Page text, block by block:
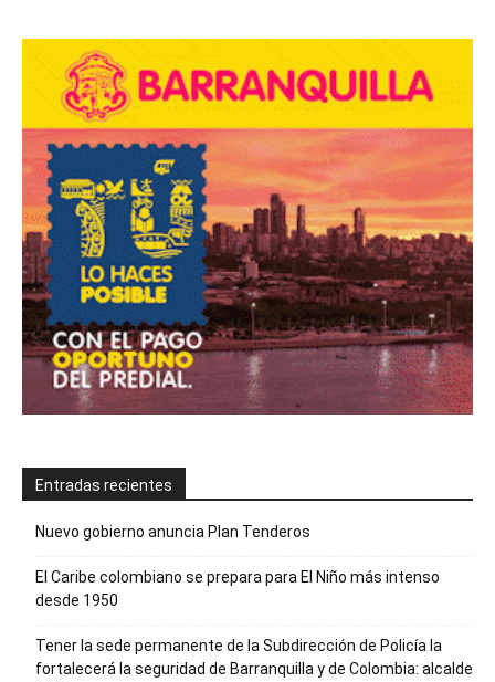
Entradas recientes
Nuevo gobierno anuncia Plan Tenderos
El Caribe colombiano se prepara para El Niño más intenso
desde 1950
Tener la sede permanente de la Subdirección de Policía la
fortalecerá la seguridad de Barranquilla y de Colombia: alcalde